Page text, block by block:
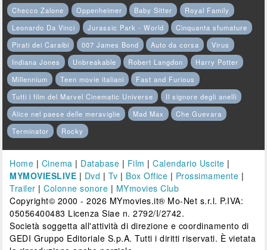
Checco Zalone
Oppenheimer Baby Sitter
Royal Family
Leonardo Da Vinci
Jurassic Park - World
Cinquanta sfumature
Pirati dei Caraibi
007 James Bond Auto da corsa
Virus
Indiana Jones
Unbreakable Robert Langdon
Harry Potter
Millennium
Teen movie italiani
Fast and Furious
Tutti i film del Marvel Cinematic Universe
Il signore degli anelli
Alice nel paese delle meraviglie
Mad Max
Che Guevara
Terminator
Rocky
Home | Cinema | Database | Film |Calendario Uscite |
MYMOVIESLIVE | Dvd | Tv | Box Office | Prossimamente |
Trailer |Colonne sonore | MYmovies Club
Copyright© 2000 - 2026 MYmovies.it® Mo-Net s.r.l. P.IVA:
05056400483 Licenza Siae n. 2792/I/2742.
Società soggetta all'attività di direzione e coordinamento di
GEDI Gruppo Editoriale S.p.A. Tutti i diritti riservati. È vietata